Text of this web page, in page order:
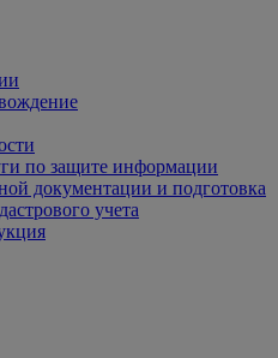
по защите информации
документации и подготовка
учета